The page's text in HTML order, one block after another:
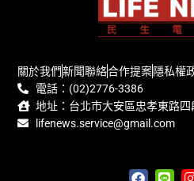
關於我們新聞聯絡合作提案隱私權
電話：(02)2776-3386
地址：台北市大安區忠孝東路
lifenews.service@gmail.com